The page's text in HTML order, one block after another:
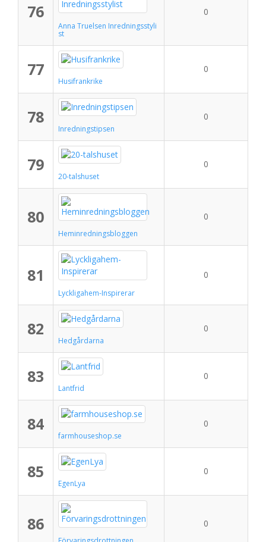
76
Anna Truelsen Inredningsstyli
st
0
77
Husifrankrike
0
78
Inredningstipsen
0
79
20-talshuset
0
80
Heminredningsbloggen
0
81
Lyckligahem-Inspirerar
0
82
Hedgårdarna
0
83
Lantfrid
0
84
farmhouseshop.se
0
85
EgenLya
0
86 0